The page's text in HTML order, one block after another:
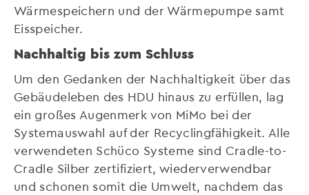
Wärmespeichern und der Wärmepumpe samt
Eisspeicher.
Nachhaltig bis zum Schluss
Um den Gedanken der Nachhaltigkeit über das
Gebäudeleben des HDU hinaus zu erfüllen, lag
ein großes Augenmerk von MiMo bei der
Systemauswahl auf der Recyclingfähigkeit. Alle
verwendeten Schüco Systeme sind Cradle-to-
Cradle Silber zertifiziert, wiederverwendbar
und schonen somit die Umwelt, nachdem das